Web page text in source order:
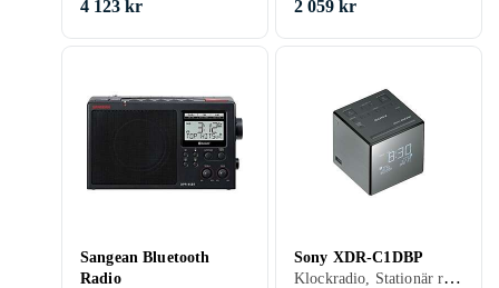
4 123 kr
2 059 kr
Sangean Bluetooth
Radio
Sony XDR-C1DBP
Klockradio, Stationär radio, Bärbar radio, FM, AM, DAB, DAB+, Batteri, Nätström, Uppladdningsbart batteri, Klockradio med alarm, Backup-batteri, Projicering av tid, Display, USB